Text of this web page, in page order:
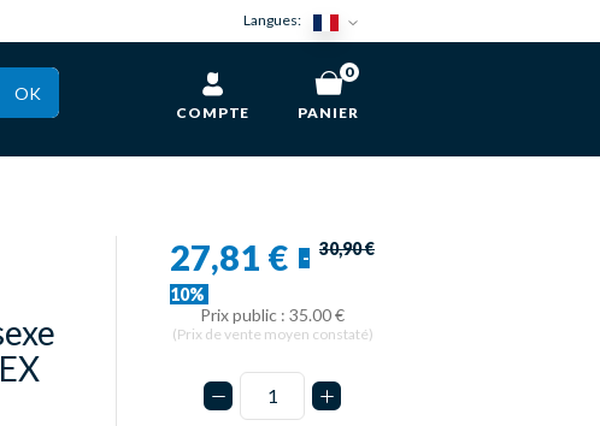
Langues:
OK
COMPTE PANIER
0
27,81 €
-
10%
30,90 €
Prix public : 35.00 €
(Prix de vente moyen constaté)